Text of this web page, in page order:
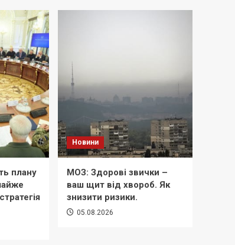
плану
Новини
МОЗ: Здорові звички –
ваш щит від хвороб. Як
знизити ризики.
05.08.2026